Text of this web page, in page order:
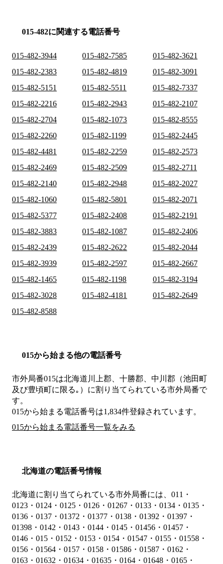
015-482に関連する電話番号
015-482-3944 015-482-7585
015-482-3621
015-482-2383
015-482-4819
015-482-3091
015-482-5151
015-482-5511
015-482-7337
015-482-2216
015-482-2943
015-482-2107
015-482-2704
015-482-1073
015-482-8555
015-482-2260
015-482-1199
015-482-2445
015-482-4481
015-482-2259
015-482-2573
015-482-2469
015-482-2509
015-482-2711
015-482-2140
015-482-2948
015-482-2027
015-482-1060
015-482-5801
015-482-2071
015-482-5377
015-482-2408
015-482-2191
015-482-3883
015-482-1087
015-482-2406
015-482-2439
015-482-2622
015-482-2044
015-482-3939
015-482-2597
015-482-2667
015-482-1465
015-482-1198
015-482-3194
015-482-3028
015-482-4181
015-482-2649
015-482-8588
015から始まる他の電話番号
市外局番015は北海道川上郡、十勝郡、中川郡（池田町
及び豊頃町に限る｡） に割り当てられている市外局番で
す。
015から始まる電話番号は1,834件登録されています。
015から始まる電話番号一覧をみる
北海道の電話番号情報
北海道に割り当てられている市外局番には、011・
0123・0124・0125・0126・01267・0133・0134・0135・
0136・0137・01372・01377・0138・01392・01397・
01398・0142・0143・0144・0145・01456・01457・
0146・015・0152・0153・0154・01547・0155・01558・
0156・01564・0157・0158・01586・01587・0162・
0163・01632・01634・01635・0164・01648・0165・